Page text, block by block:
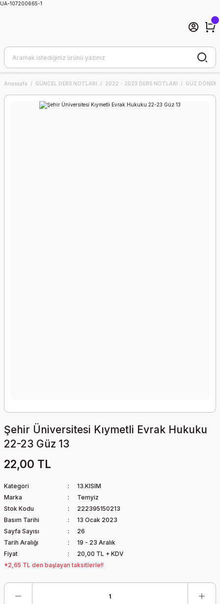
UA-107200665-1
Anasayfa GÜNCEL DERS NOTLARI 2022 - 2023 DERS NOTLARI GÜZ DÖNEMİ
Şehir Üniversitesi Kıymetli Evrak Hukuku
22-23 Güz 13
22,00 TL
Kategori
13.KISIM
Marka
Temyiz
Stok Kodu
222395150213
Basım Tarihi
13 Ocak 2023
Sayfa Sayısı
26
Tarih Aralığı
19 - 23 Aralık
Fiyat
20,00 TL + KDV
*2,65 TL den başlayan taksitlerle!!